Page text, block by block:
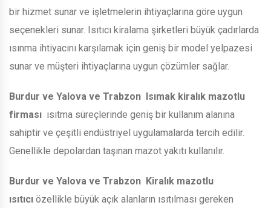
bir hizmet sunar ve işletmelerin ihtiyaçlarına göre uygun
seçenekleri sunar. Isıtıcı kiralama şirketleri büyük çadırlarda
ısınma ihtiyacını karşılamak için geniş bir model yelpazesi
sunar ve müşteri ihtiyaçlarına uygun çözümler sağlar.
Burdur ve Yalova ve Trabzon Isımak kiralık mazotlu
firması ısıtma süreçlerinde geniş bir kullanım alanına
sahiptir ve çeşitli endüstriyel uygulamalarda tercih edilir.
Genellikle depolardan taşınan mazot yakıtı kullanılır.
Burdur ve Yalova ve Trabzon Kiralık mazotlu
ısıtıcı özellikle büyük açık alanların ısıtılması gereken